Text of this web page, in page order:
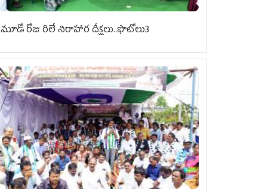
మూడో రోజు రిలే నిరాహార దీక్షలు..ఫొటోలు3